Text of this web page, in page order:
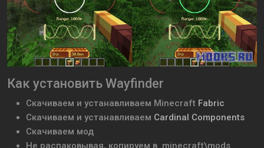
Как установить Wayfinder
Скачиваем и устанавливаем Minecraft Fabric
Скачиваем и устанавливаем Cardinal Components
Скачиваем мод
Не распаковывая, копируем в .minecraft\mods